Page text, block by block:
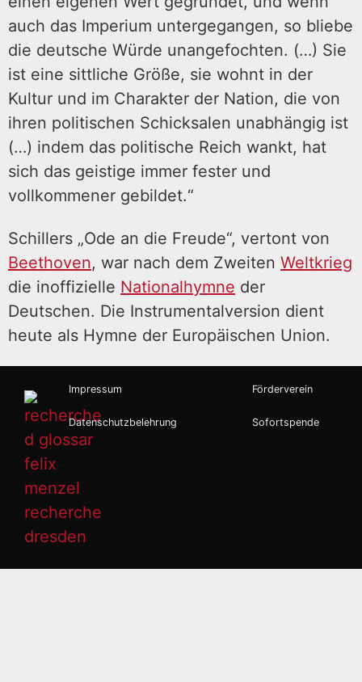
auch das Imperium untergegangen, so bliebe
die deutsche Würde unangefochten. (…) Sie
ist eine sittliche Größe, sie wohnt in der
Kultur und im Charakter der Nation, die von
ihren politischen Schicksalen unabhängig ist
(…) indem das politische Reich wankt, hat
sich das geistige immer fester und
vollkommener gebildet.“
Schillers „Ode an die Freude“, vertont von
Beethoven, war nach dem Zweiten Weltkrieg
die inoffizielle Nationalhymne der
Deutschen. Die Instrumentalversion dient
heute als Hymne der Europäischen Union.
Impressum
Datenschutzbelehrung
Förderverein
Sofortspende